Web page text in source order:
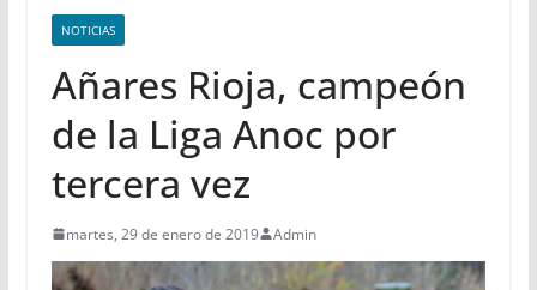
NOTICIAS
Añares Rioja, campeón
de la Liga Anoc por
tercera vez
martes, 29 de enero de 2019 Admin